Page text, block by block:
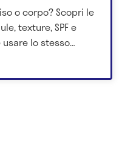
o corpo? Scopri le
texture, SPF e
lo stesso
le aree.